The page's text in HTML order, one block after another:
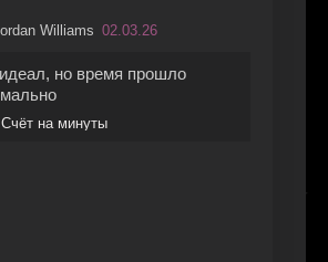
Williams 02.03.26
но время прошло
Счёт на минуты